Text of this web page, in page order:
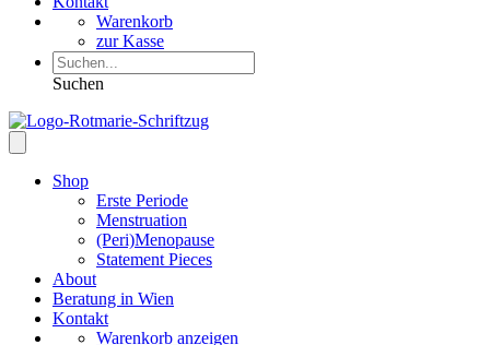
Warenkorb
zur Kasse
Suchen
Shop
Erste Periode
Menstruation
(Peri)Menopause
Statement Pieces
About
Beratung in Wien
Kontakt
Warenkorb anzeigen